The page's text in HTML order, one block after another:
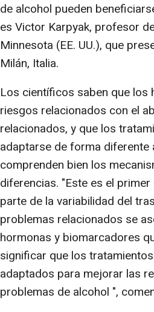
de alcohol pueden
es Victor Karpyak, profesor
Minnesota (EE. UU.), que
Milán, Italia.
Los científicos saben que
riesgos relacionados con el
relacionados, y que los
adaptarse de forma diferente
comprenden bien los
diferencias. "Este es el
parte de la variabilidad del
problemas relacionados se
hormonas y biomarcadores
significar que los
adaptados para mejorar las
problemas de alcohol ",